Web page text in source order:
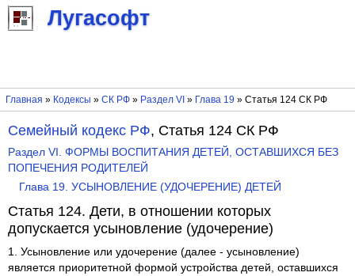
Лугасофт
Главная » Кодексы » СК РФ» Раздел VI » Глава 19 » Статья 124 СК РФ
Семейный кодекс РФ, Статья 124 СК РФ
Раздел VI. ФОРМЫ ВОСПИТАНИЯ ДЕТЕЙ, ОСТАВШИХСЯ БЕЗ
ПОПЕЧЕНИЯ РОДИТЕЛЕЙ
Глава 19. УСЫНОВЛЕНИЕ (УДОЧЕРЕНИЕ) ДЕТЕЙ
Статья 124. Дети, в отношении которых
допускается усыновление (удочерение)
1. Усыновление или удочерение (далее - усыновление)
является приоритетной формой устройства детей, оставшихся